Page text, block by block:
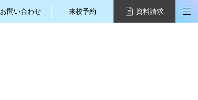
お問い合わせ 来校予約 資料請求